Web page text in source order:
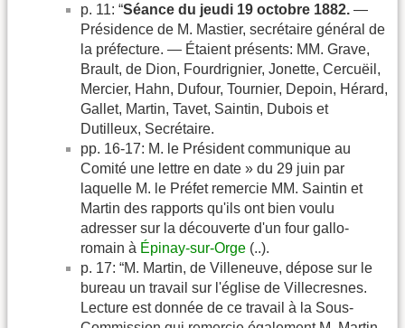
p. 11: “Séance du jeudi 19 octobre 1882. —
Présidence de M. Mastier, secrétaire général de
la préfecture. — Étaient présents: MM. Grave,
Brault, de Dion, Fourdrignier, Jonette, Cercuëil,
Mercier, Hahn, Dufour, Tournier, Depoin, Hérard,
Gallet, Martin, Tavet, Saintin, Dubois et
Dutilleux, Secrétaire.
pp. 16-17: M. le Président communique au
Comité une lettre en date » du 29 juin par
laquelle M. le Préfet remercie MM. Saintin et
Martin des rapports qu'ils ont bien voulu
adresser sur la découverte d'un four gallo-
romain à Épinay-sur-Orge (..).
p. 17: “M. Martin, de Villeneuve, dépose sur le
bureau un travail sur l'église de Villecresnes.
Lecture est donnée de ce travail à la Sous-